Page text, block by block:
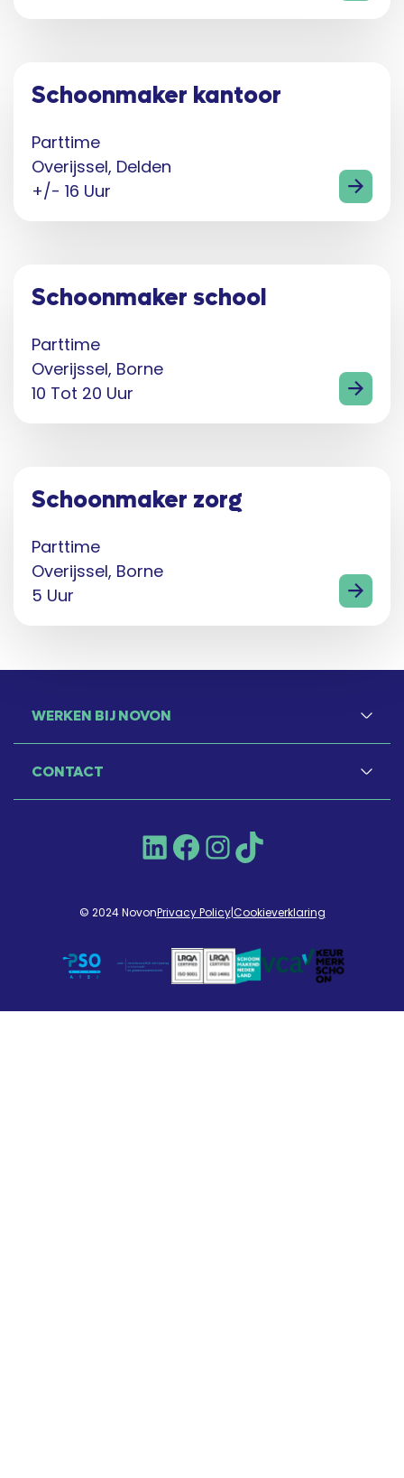
Schoonmaker kantoor
Parttime
Overijssel, Delden
+/- 16 Uur
Schoonmaker school
Parttime
Overijssel, Borne
10 Tot 20 Uur
Schoonmaker zorg
Parttime
Overijssel, Borne
5 Uur
WERKEN BIJ NOVON
CONTACT
LinkedInFacebookInstagram
TikTok
© 2024 NovonPrivacy Policy|Cookieverklaring